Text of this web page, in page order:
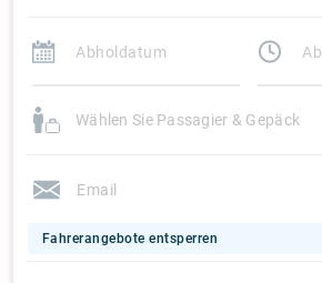
Wählen Sie Passagier & Gepäck
Fahrerangebote entsperren